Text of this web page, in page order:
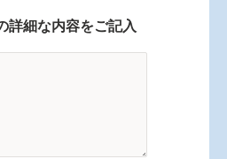
詳細な内容をご記入